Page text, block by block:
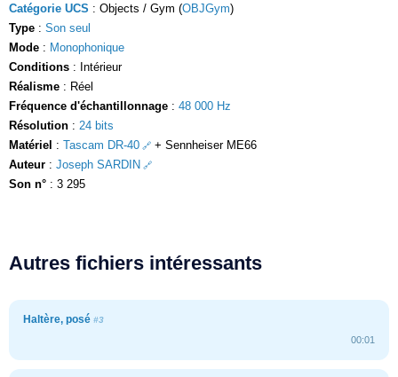
Catégorie UCS : Objects / Gym (OBJGym)
Type : Son seul
Mode : Monophonique
Conditions : Intérieur
Réalisme : Réel
Fréquence d'échantillonnage : 48 000 Hz
Résolution : 24 bits
Matériel : Tascam DR-40
+ Sennheiser ME66
Auteur : Joseph SARDIN
Son n° : 3 295
Autres fichiers intéressants
Haltère, posé #3
00:01